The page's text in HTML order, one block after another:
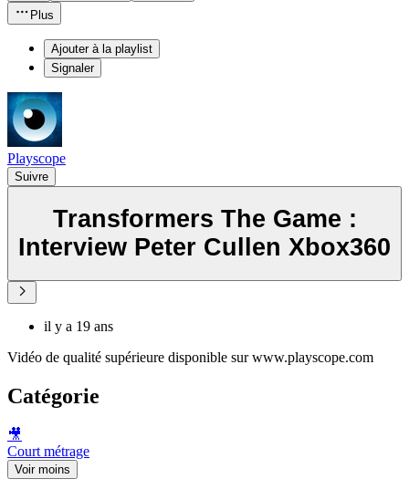
Plus
Ajouter à la playlist
Signaler
Playscope
Suivre
Transformers The Game :
Interview Peter Cullen Xbox360
il y a 19 ans
Vidéo de qualité supérieure disponible sur www.playscope.com
Catégorie
🎥
Court métrage
Voir moins